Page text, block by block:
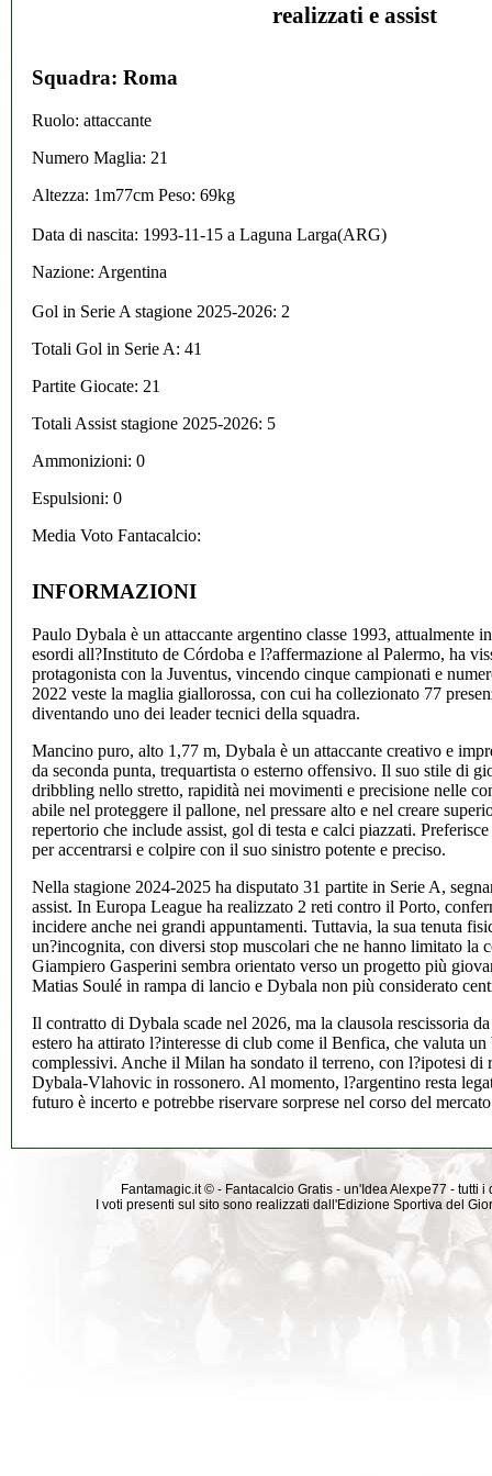
realizzati e assist
Squadra: Roma
Ruolo: attaccante
Numero Maglia: 21
Altezza: 1m77cm Peso: 69kg
Data di nascita: 1993-11-15 a Laguna Larga(ARG)
Nazione: Argentina
Gol in Serie A stagione 2025-2026: 2
Totali Gol in Serie A: 41
Partite Giocate: 21
Totali Assist stagione 2025-2026: 5
Ammonizioni: 0
Espulsioni: 0
Media Voto Fantacalcio:
INFORMAZIONI
Paulo Dybala è un attaccante argentino classe 1993, attualmente
esordi all?Instituto de Córdoba e l?affermazione al Palermo, ha
protagonista con la Juventus, vincendo cinque campionati e
2022 veste la maglia giallorossa, con cui ha collezionato 77
diventando uno dei leader tecnici della squadra.
Mancino puro, alto 1,77 m, Dybala è un attaccante creativo e
da seconda punta, trequartista o esterno offensivo. Il suo stile di
dribbling nello stretto, rapidità nei movimenti e precisione nelle
abile nel proteggere il pallone, nel pressare alto e nel creare
repertorio che include assist, gol di testa e calci piazzati.
per accentrarsi e colpire con il suo sinistro potente e preciso.
Nella stagione 2024-2025 ha disputato 31 partite in Serie A,
assist. In Europa League ha realizzato 2 reti contro il Porto,
incidere anche nei grandi appuntamenti. Tuttavia, la sua tenuta
un?incognita, con diversi stop muscolari che ne hanno limitato la
Giampiero Gasperini sembra orientato verso un progetto più
Matias Soulé in rampa di lancio e Dybala non più considerato
Il contratto di Dybala scade nel 2026, ma la clausola rescissoria
estero ha attirato l?interesse di club come il Benfica, che valuta
complessivi. Anche il Milan ha sondato il terreno, con l?ipotesi di
Dybala-Vlahovic in rossonero. Al momento, l?argentino resta
futuro è incerto e potrebbe riservare sorprese nel corso del
Fantamagic.it © - Fantacalcio Gratis - un'Idea Alexpe77 -
I voti presenti sul sito sono realizzati dall'Edizione Sportiva del